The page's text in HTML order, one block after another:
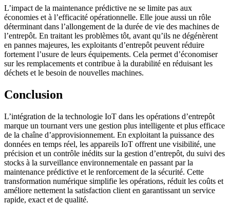
L’impact de la maintenance prédictive ne se limite pas aux
économies et à l’efficacité opérationnelle. Elle joue aussi un rôle
déterminant dans l’allongement de la durée de vie des machines de
l’entrepôt. En traitant les problèmes tôt, avant qu’ils ne dégénèrent
en pannes majeures, les exploitants d’entrepôt peuvent réduire
fortement l’usure de leurs équipements. Cela permet d’économiser
sur les remplacements et contribue à la durabilité en réduisant les
déchets et le besoin de nouvelles machines.
Conclusion
L’intégration de la technologie IoT dans les opérations d’entrepôt
marque un tournant vers une gestion plus intelligente et plus efficace
de la chaîne d’approvisionnement. En exploitant la puissance des
données en temps réel, les appareils IoT offrent une visibilité, une
précision et un contrôle inédits sur la gestion d’entrepôt, du suivi des
stocks à la surveillance environnementale en passant par la
maintenance prédictive et le renforcement de la sécurité. Cette
transformation numérique simplifie les opérations, réduit les coûts et
améliore nettement la satisfaction client en garantissant un service
rapide, exact et de qualité.